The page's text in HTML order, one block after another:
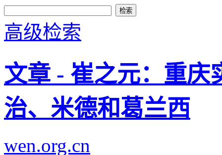
高级检索
文章 - 崔之元：重庆
治、米德和葛兰西
wen.org.cn